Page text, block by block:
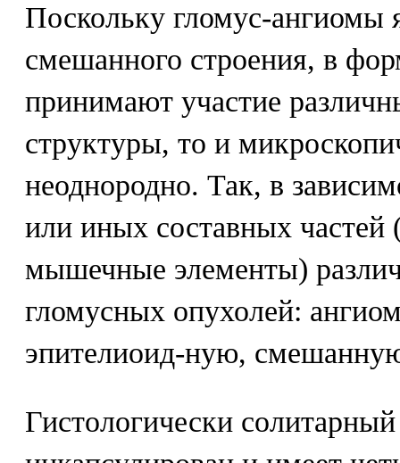
Поскольку гломус-ангиомы
смешанного строения, в
принимают участие
структуры, то и
неоднородно. Так, в
или иных составных частей
мышечные элементы)
гломусных опухолей:
эпителиоид-ную,
Гистологически